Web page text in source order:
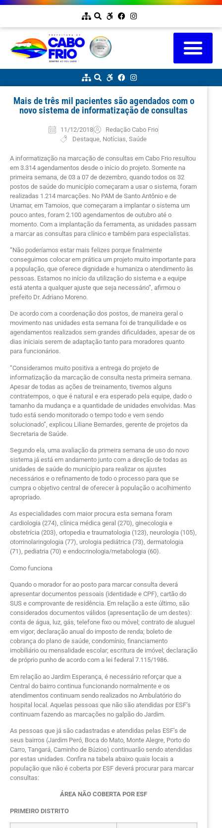
Mais de três mil pacientes são agendados com o
novo sistema de informatização de consultas
11/12/2018
Redação Cabo Frio
Destaque, Notícias Saúde
A informatização na marcação de consultas em Cabo Frio resultou
em 3.314 agendamentos desde o início do projeto. Somente na
primeira semana, de 03 a 07 de dezembro, quando todos os 32
postos de saúde do município começaram a usar o sistema, foram
realizadas 1.214 marcações. No PAM de Santo Antônio e de
Unamar, em Tamoios, que começaram a implantar o sistema um
pouco antes, foram 2.100 agendamentos de outubro até o
momento. Com a implantação da ferramenta, as unidades passam
a marcar as consultas para clínico e também para especialistas.
“Não poderíamos estar mais felizes porque finalmente
conseguimos colocar em prática um projeto muito importante para
a população, que oferece dignidade e humaniza o atendimento às
pessoas. Estamos no início da utilização do sistema e a equipe
está atenta a qualquer ajuste que seja necessário”, afirmou o
prefeito Dr. Adriano Moreno.
De acordo com a coordenação dos postos, de maneira geral o
movimento nas unidades esta semana foi de tranquilidade e os
agendamentos realizados sem grandes dificuldades, apesar de os
dias iniciais serem de adaptação tanto para moradores quanto
para funcionários.
“Consideramos muito positiva a entrega do projeto de
informatização da marcação de consulta nesta primeira semana.
Apesar de todas as ações de treinamento, tivemos alguns
contratempos, o que é natural e era esperado pela equipe, dado o
tamanho da mudança e a quantidade de unidades envolvidas. Mas
tudo está sendo monitorado o tempo todo e vem sendo
solucionado”, explicou Liliane Bernardes, gerente de projetos da
Secretaria de Saúde.
Segundo ela, uma avaliação da primeira semana de uso do novo
sistema já está em andamento junto com a direção de todas as
unidades de saúde do município para realizar os ajustes
necessários e o refinamento de todo o processo para que se
cumpra o objetivo central de oferecer à população o acolhimento
apropriado.
As especialidades com maior procura esta semana foram
cardiologia (274), clínica médica geral (270), ginecologia e
obstetrícia (203), ortopedia e traumatologia (123), neurologia (105),
otorrinolaringologia (77), urologia pediátrica (73), dermatologia
(71), pediatria (70) e endocrinologia/metabologia (60).
Como funciona
Quando o morador for ao posto para marcar consulta deverá
apresentar documentos pessoais (identidade e CPF), cartão do
SUS e comprovante de residência. Em relação a este último, são
considerados documentos válidos (apresentação de um destes):
conta de água, luz, gás, telefone fixo ou móvel; contrato de aluguel
em vigor; declaração anual do imposto de renda; boleto de
cobrança do plano de saúde, condomínio, financiamento
imobiliário ou mensalidade escolar; escritura de imóvel; declaração
de próprio punho de acordo com a lei federal 7.115/1986.
Em relação ao Jardim Esperança, é necessário reforçar que a
Central do bairro continua funcionando normalmente e os
atendimentos continuam sendo realizados no Ambulatório do
hospital local. Aquelas pessoas que não são atendidas por ESF’s
continuam fazendo as marcações no galpão do Jardim.
As pessoas que já são cadastradas e atendidas pelas ESF’s de
seus bairros (Jardim Peró, Boca do Mato, Monte Alegre, Porto do
Carro, Tangará, Caminho de Búzios) continuarão sendo atendidas
por estas unidades. Confira na tabela abaixo quais locais a
população que não é coberta por ESF deverá procurar para marcar
consultas:
ÁREA NÃO COBERTA POR ESF
PRIMEIRO DISTRITO